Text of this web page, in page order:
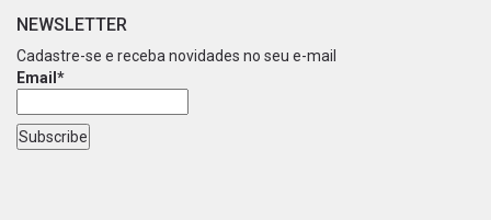
NEWSLETTER
Cadastre-se e receba novidades no seu e-mail
Email*